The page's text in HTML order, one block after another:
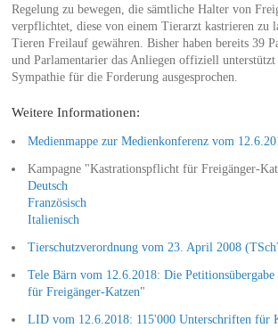
Regelung zu bewegen, die sämtliche Halter von
verpflichtet, diese von einem Tierarzt kastrieren zu
Tieren Freilauf gewähren. Bisher haben bereits 39
und Parlamentarier das Anliegen offiziell
Sympathie für die Forderung ausgesprochen.
Weitere Informationen:
Medienmappe zur Medienkonferenz vom
Kampagne "Kastrationspflicht für Freigänger-
Deutsch
Französisch
Italienisch
Tierschutzverordnung vom 23. April 2008
Tele Bärn vom 12.6.2018: Die
für Freigänger-Katzen"
LID vom 12.6.2018: 115'000 Unterschriften für